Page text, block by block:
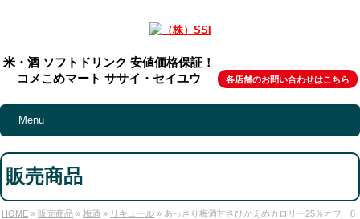
米・酒 ソフトドリンク 安値価格保証！
コメこめマート ササイ・セイユウ
各店舗のお問い合わせはこちら
Menu
販売商品
HOME » 販売商品 »梅酒 » リキュール » あっさり梅酒甘さひかえめカロリー25％オフ 8